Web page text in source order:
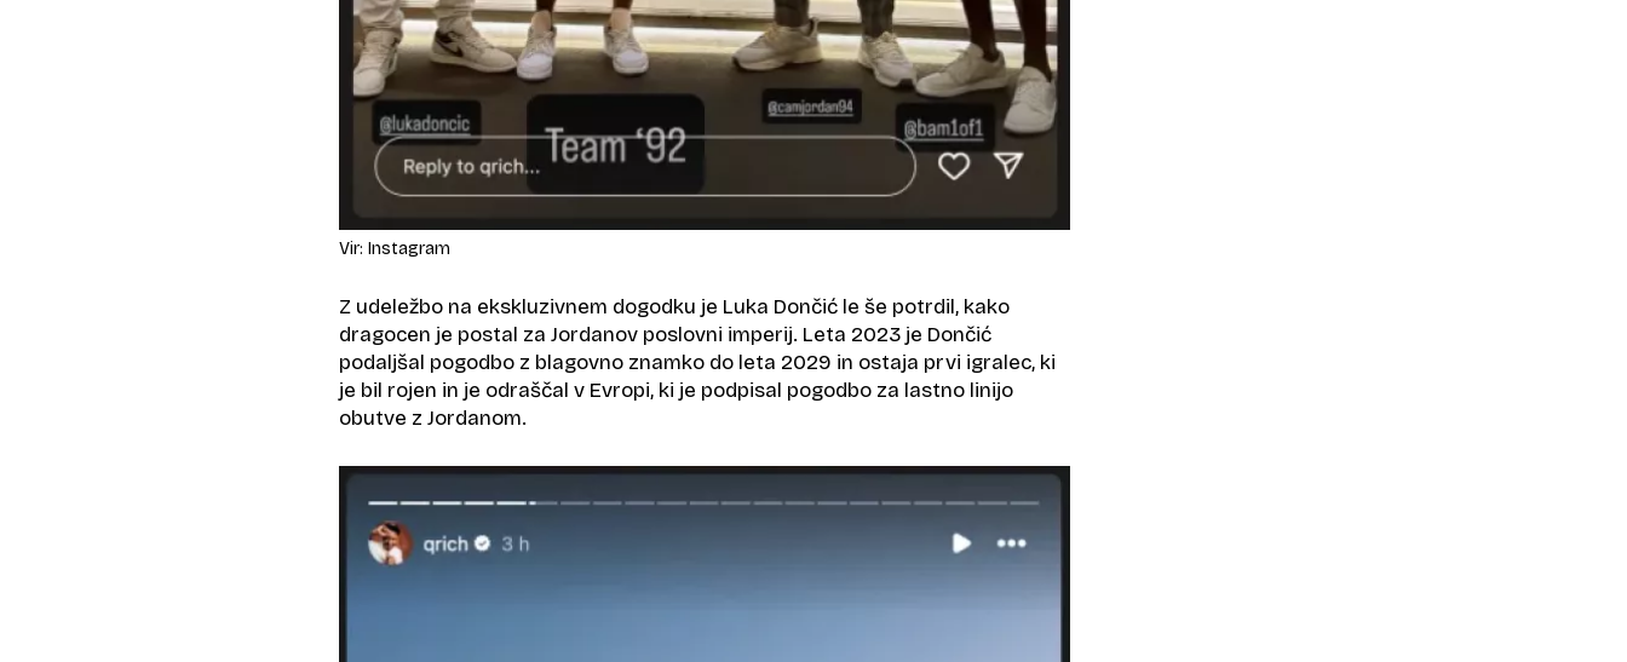
Vir: Instagram
Z udeležbo na ekskluzivnem dogodku je Luka Dončić le še potrdil, kako
dragocen je postal za Jordanov poslovni imperij. Leta 2023 je Dončić
podaljšal pogodbo z blagovno znamko do leta 2029 in ostaja prvi igralec, ki
je bil rojen in je odraščal v Evropi, ki je podpisal pogodbo za lastno linijo
obutve z Jordanom.